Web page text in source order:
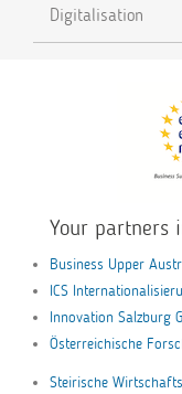
Digitalisation
Your partners
Business Upper
ICS
Innovation Salzburg
Österreichische
Steirische